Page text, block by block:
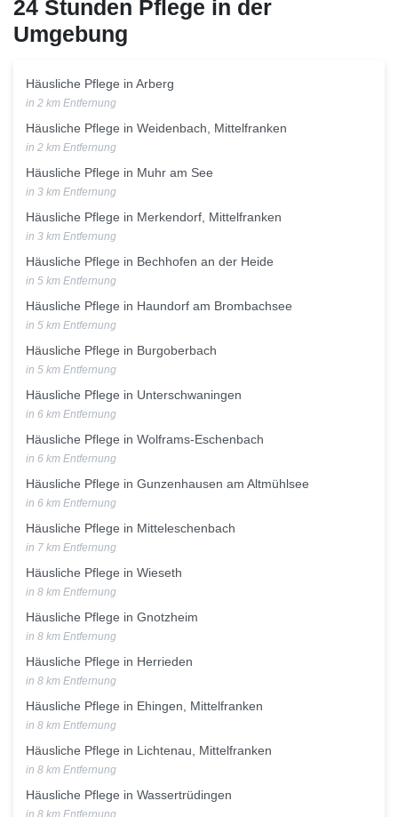
24 Stunden Pflege in der
Umgebung
Häusliche Pflege in Arberg
in 2 km Entfernung
Häusliche Pflege in Weidenbach, Mittelfranken
in 2 km Entfernung
Häusliche Pflege in Muhr am See
in 3 km Entfernung
Häusliche Pflege in Merkendorf, Mittelfranken
in 3 km Entfernung
Häusliche Pflege in Bechhofen an der Heide
in 5 km Entfernung
Häusliche Pflege in Haundorf am Brombachsee
in 5 km Entfernung
Häusliche Pflege in Burgoberbach
in 5 km Entfernung
Häusliche Pflege in Unterschwaningen
in 6 km Entfernung
Häusliche Pflege in Wolframs-Eschenbach
in 6 km Entfernung
Häusliche Pflege in Gunzenhausen am Altmühlsee
in 6 km Entfernung
Häusliche Pflege in Mitteleschenbach
in 7 km Entfernung
Häusliche Pflege in Wieseth
in 8 km Entfernung
Häusliche Pflege in Gnotzheim
in 8 km Entfernung
Häusliche Pflege in Herrieden
in 8 km Entfernung
Häusliche Pflege in Ehingen, Mittelfranken
in 8 km Entfernung
Häusliche Pflege in Lichtenau, Mittelfranken
in 8 km Entfernung
Häusliche Pflege in Wassertrüdingen